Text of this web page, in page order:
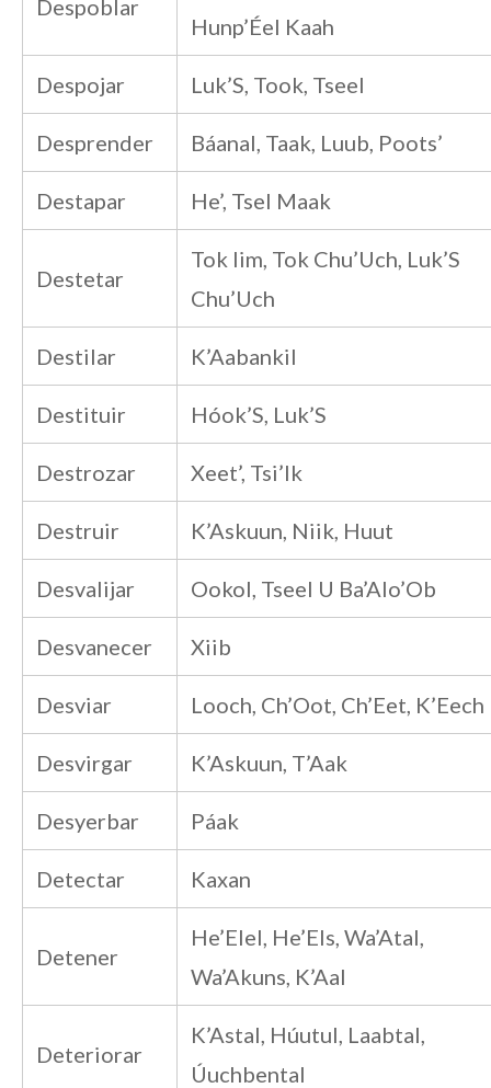
Despoblar
Hunp’Éel Kaah
Despojar Luk’S, Took, Tseel
Desprender Báanal, Taak, Luub, Poots’
Destapar He’, Tsel Maak
Destetar
Tok Iim, Tok Chu’Uch, Luk’S
Chu’Uch
Destilar K’Aabankil
Destituir Hóok’S, Luk’S
Destrozar Xeet’, Tsi’Ik
Destruir K’Askuun, Niik, Huut
Desvalijar Ookol, Tseel U Ba’Alo’Ob
Desvanecer Xiib
Desviar Looch, Ch’Oot, Ch’Eet, K’Eech
Desvirgar K’Askuun, T’Aak
Desyerbar Páak
Detectar Kaxan
Detener
He’Elel, He’Els, Wa’Atal,
Wa’Akuns, K’Aal
Deteriorar
K’Astal, Húutul, Laabtal,
Úuchbental